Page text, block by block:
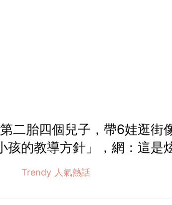
二胎四個兒子，帶6娃逛街
孩的教導方針」，網：這是
Trendy 人氣熱話